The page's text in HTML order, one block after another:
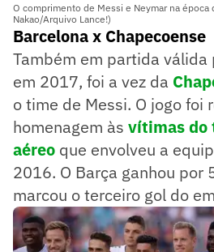
O comprimento de Messi e Neymar na época
Nakao/Arquivo Lance!)
Barcelona x Chapecoense
Também em partida válida
em 2017, foi a vez da
o time de Messi. O jogo foi
homenagem às vítimas do
aéreo que envolveu a
2016. O Barça ganhou por
marcou o terceiro gol do